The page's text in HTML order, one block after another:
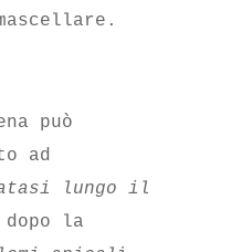
può
ad
lungo il
dopo la